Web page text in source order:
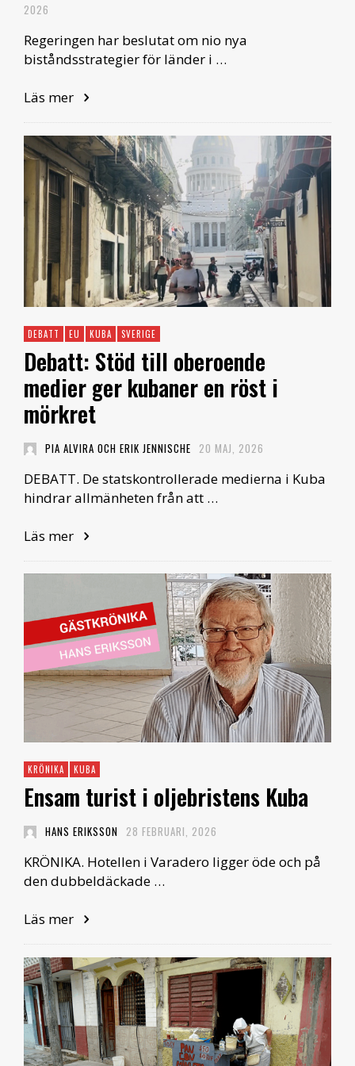
2026
Regeringen har beslutat om nio nya
biståndsstrategier för länder i …
Läs mer
DEBATT EU KUBA SVERIGE
Debatt: Stöd till oberoende
medier ger kubaner en röst i
mörkret
PIA ALVIRA OCH ERIK JENNISCHE 20 MAJ, 2026
DEBATT. De statskontrollerade medierna i Kuba
hindrar allmänheten från att …
Läs mer
KRÖNIKA KUBA
Ensam turist i oljebristens Kuba
HANS ERIKSSON 28 FEBRUARI, 2026
KRÖNIKA. Hotellen i Varadero ligger öde och på
den dubbeldäckade …
Läs mer